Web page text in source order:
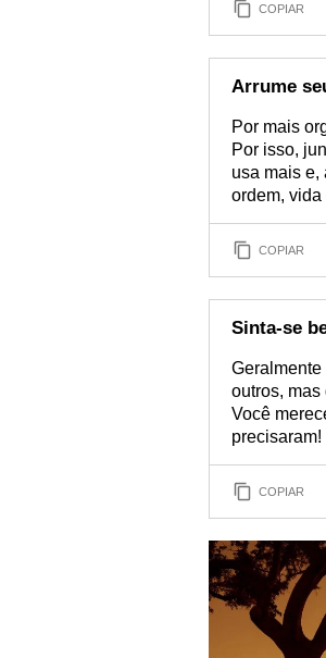
COPIAR
Arrume
Por mais
Por isso,
usa mais e,
ordem, vida
COPIAR
Sinta-se
outros,
Você
precisaram!
COPIAR